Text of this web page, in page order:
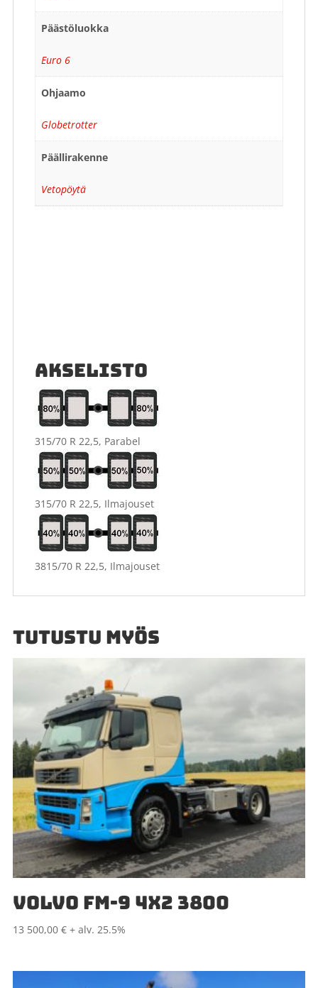
Päästöluokka
Euro 6
Ohjaamo
Globetrotter
Päällirakenne
Vetopöytä
AKSELISTO
315/70 R 22,5, Parabel
315/70 R 22,5, Ilmajouset
3815/70 R 22,5, Ilmajouset
TUTUSTU MYÖS
VOLVO FM-9 4X2 3800
13 500,00 € + alv. 25.5%